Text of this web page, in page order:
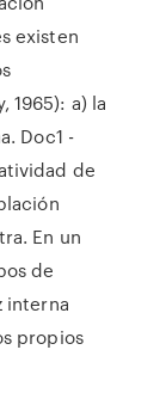
existen
1965): a) la
Doc1 -
de
En un
de
interna
propios